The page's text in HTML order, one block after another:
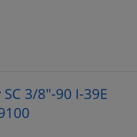
3/8"-90 I-39E